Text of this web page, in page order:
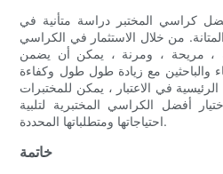
كراسي المختبر دراسة متأنية في
من خلال الاستثمار في الكراسي
، مريحة ، ومرنة ، يمكن أن يضمن
والباحثين مع زيادة طول طول وكفاءة
في الاعتبار ، يمكن للمختبرات
أفضل الكراسي المختبرية لتلبية
احتياجاتها ومتطلباتها المحددة.
خاتمة